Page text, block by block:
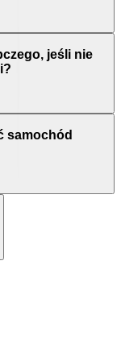
jeśli nie
samochód